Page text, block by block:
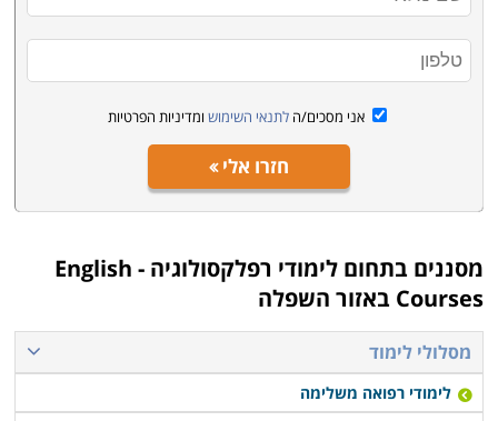
אני מסכים/ה לתנאי השימוש ומדיניות הפרטיות
חזרו אלי
מסננים בתחום
לימודי רפלקסולוגיה - English
Courses באזור השפלה
מסלולי לימוד
לימודי רפואה משלימה